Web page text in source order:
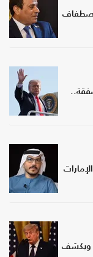
ويكشف